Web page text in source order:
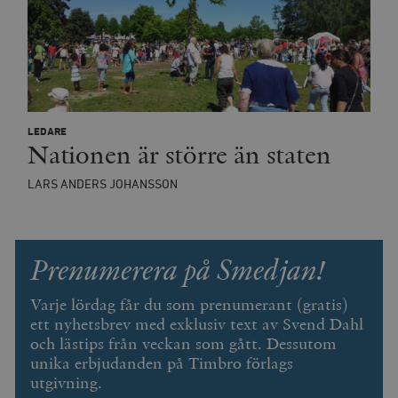
LEDARE
Nationen är större än staten
LARS ANDERS JOHANSSON
Prenumerera på Smedjan!
Varje lördag får du som prenumerant (gratis)
ett nyhetsbrev med exklusiv text av Svend Dahl
och lästips från veckan som gått. Dessutom
unika erbjudanden på Timbro förlags
utgivning.
timbro.se
wp_woocommerce_session_[abcdef0123456789]
{32}
timbro.se
__cf_bm
Cloudflare
.timbro.se